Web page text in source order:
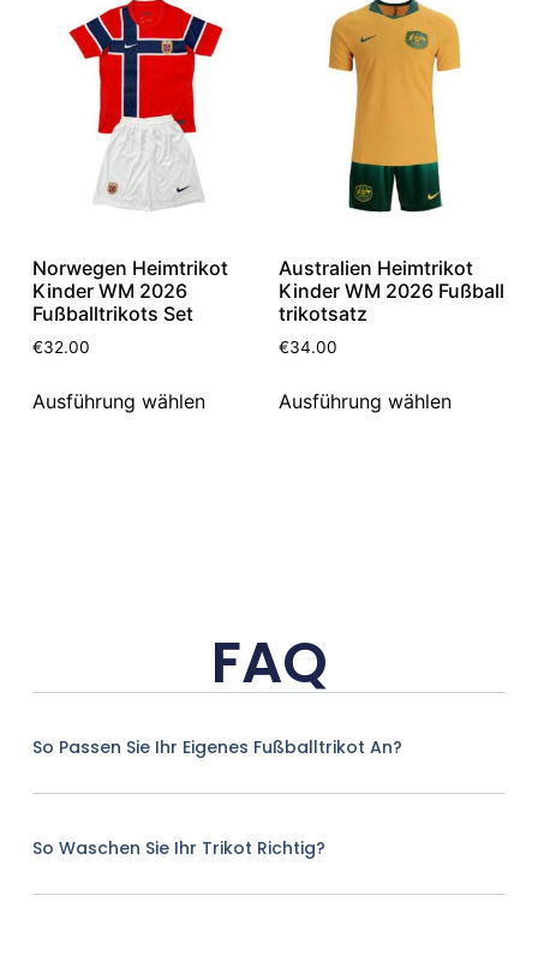
Norwegen Heimtrikot
Kinder WM 2026
Fußballtrikots Set
€32.00
Ausführung wählen
Australien Heimtrikot
Kinder WM 2026 Fußball
trikotsatz
€34.00
Ausführung wählen
FAQ
So Passen Sie Ihr Eigenes Fußballtrikot An?
So Waschen Sie Ihr Trikot Richtig?